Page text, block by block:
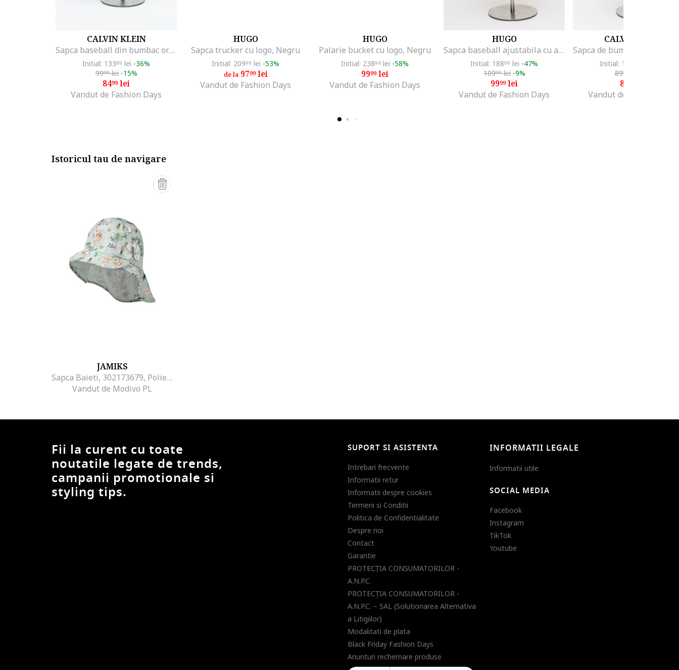
CALVIN KLEIN
Sapca baseball din bumbac organic cu banda velcro, Negru
Initial: 13399 lei -36%
9999lei -15%
8499lei
Vandut de Fashion Days
HUGO
Sapca trucker cu logo, Negru
Initial: 20999 lei -53%
de la9799lei
Vandut de Fashion Days
HUGO
Palarie bucket cu logo, Negru
Initial: 23894 lei -58%
9999lei
Vandut de Fashion Days
HUGO
Sapca baseball ajustabila cu aplicatie logo, Rosu/Negru
Initial: 18899 lei -47%
10999lei -9%
9999lei
Vandut de Fashion Days
CALVIN KLEIN
Initial: 133
8999
84
Vandut de Fashion Days
Istoricul tau de navigare
JAMIKS
Sapca Baieti, 302173679, Poliester, Verde
Vandut de Modivo PL
Fii la curent cu toate
noutatile legate de trends,
campanii promotionale si
styling tips.
SUPORT SI ASISTENTA
Intrebari frecvente
Informatii retur
Informatii despre cookies
Termeni si Conditii
Politica de Confidentialitate
Despre noi
Contact
Garantie
PROTECŢIA CONSUMATORILOR -
A.N.P.C.
PROTECŢIA CONSUMATORILOR -
A.N.P.C. – SAL (Solutionarea Alternativa
a Litigiilor)
Modalitati de plata
Black Friday Fashion Days
Anunturi rechemare produse
INFORMATII LEGALE
Informatii utile
SOCIAL MEDIA
Facebook
Instagram
TikTok
Youtube